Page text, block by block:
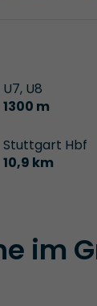
U7, U8
1300 m
Stuttgart Hbf
10,9 km
im